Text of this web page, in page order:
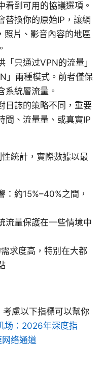
看到可用的協議選項。
替換你的原始IP，讓網
照片、影音內容的地區
只通过VPN的流量」
」兩種模式。前者僅保
系統層流量。
日誌的策略不同，重要
間、流量量、或真實IP
統計，實際數據以最
約15%–40%之間，
流量保護在一些情境中
求度高，特別在大都
慮以下指標可以幫你
场：2026年深度指
络通道